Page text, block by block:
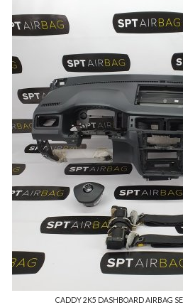
CADDY 2K5 DASHBOARD AIRBAG